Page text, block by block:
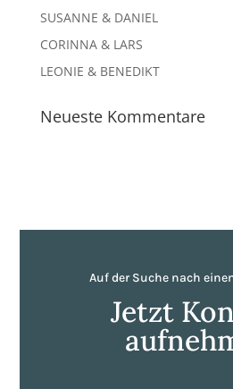
SUSANNE & DANIEL
CORINNA & LARS
LEONIE & BENEDIKT
Neueste Kommentare
Auf der Suche nach
Jetzt